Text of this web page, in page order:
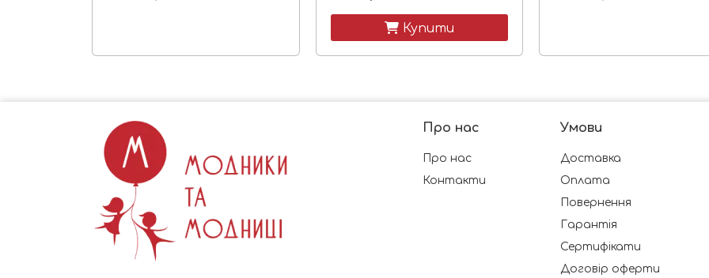
 Купити
Про нас
Про нас
Контакти
Умови
Доставка
Оплата
Повернення
Гарантія
Сертифікати
Договір оферти